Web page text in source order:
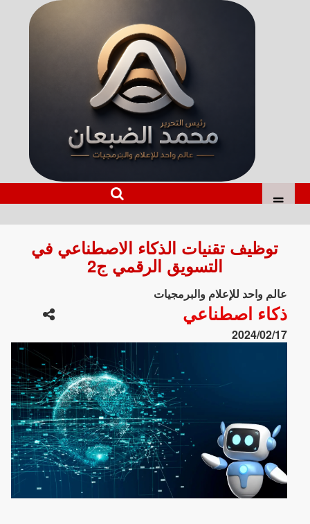
توظيف تقنيات الذكاء الاصطناعي في
التسويق الرقمي ج2
عالم واحد للإعلام والبرمجيات
ذكاء اصطناعي
2024/02/17